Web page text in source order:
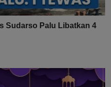
Sudarso Palu Libatkan 4